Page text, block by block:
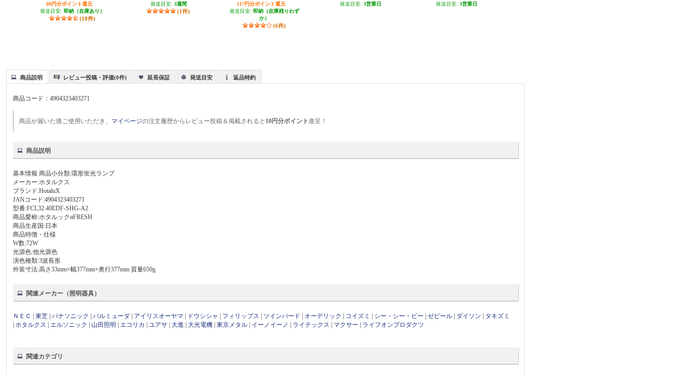
88円分ポイント還元
発送目安: 即納（在庫あり）
(18件)
発送目安: 3週間
(1件)
117円分ポイント還元
発送目安: 即納（在庫残りわず
か）
(6件)
JE-CF017D-WH
発送目安: 3営業日
発送目安: 3営業日
商品説明 レビュー投稿・評価(0件) 延長保証 発送目安 返品特約
商品コード：4904323403271
商品が届いた後ご使用いただき、 マイページの注文履歴からレビュー投稿＆掲載されると 10円分ポイント進呈！
商品説明
基本情報 商品小分類:環形蛍光ランプ
メーカー:ホタルクス
ブランド:HotaluX
JANコード:4904323403271
型番:FCL32.40EDF-SHG-A2
商品愛称:ホタルックαFRESH
商品生産国:日本
商品特徴・仕様
W数:72W
光源色:他光源色
演色種類:3波長形
外装寸法:高さ33mm×幅377mm×奥行377mm 質量650g
関連メーカー（照明器具）
ＮＥＣ |東芝 |パナソニック |バルミューダ アイリスオーヤマ ドウシシャ フィリップス ツインバード オーデリック コイズミ シー・シー・ピー |ゼピール ダイソン
タキズミ
|ホタルクス エルソニック 山田照明 エコリカ |ユアサ 大進 大光電機 |東京メタル イーノイーノ ライテックス マクサー ライフオンプロダクツ
関連カテゴリ